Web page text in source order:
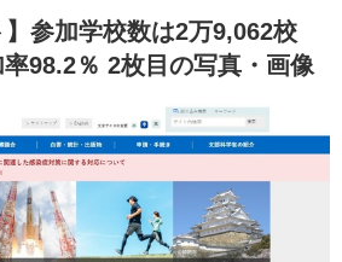
】参加学校数は2万9,062校
率98.2％ 2枚目の写真・画像